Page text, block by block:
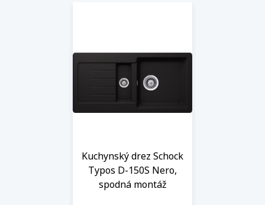
Kuchynský drez Schock
Typos D-150S Nero,
spodná montáž